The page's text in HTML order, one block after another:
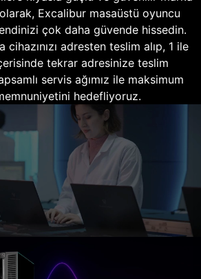
Excalibur masaüstü oyuncu
çok daha güvende hissedin.
cihazınızı adresten teslim alıp, 1 ile
tekrar adresinize teslim
servis ağımız ile maksimum
hedefliyoruz.